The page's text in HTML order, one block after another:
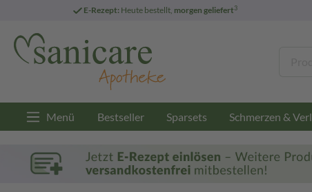
E-Rezept: Heute bestellt, morgen geliefert3
Menü Bestseller Sparsets Schmerzen &